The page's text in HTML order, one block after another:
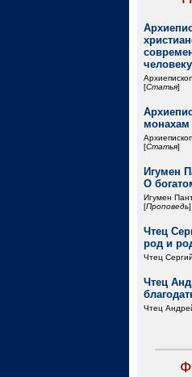
человеку
[Статья]
монахам
[Статья]
Игумен
О
Игумен
[Проповедь]
Чтец
род и
Чтец
Чтец
Чтец